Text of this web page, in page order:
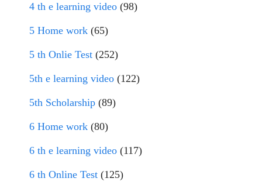
4 th e learning video (98)
5 Home work (65)
5 th Onlie Test (252)
5th e learning video (122)
5th Scholarship (89)
6 Home work (80)
6 th e learning video (117)
6 th Online Test (125)